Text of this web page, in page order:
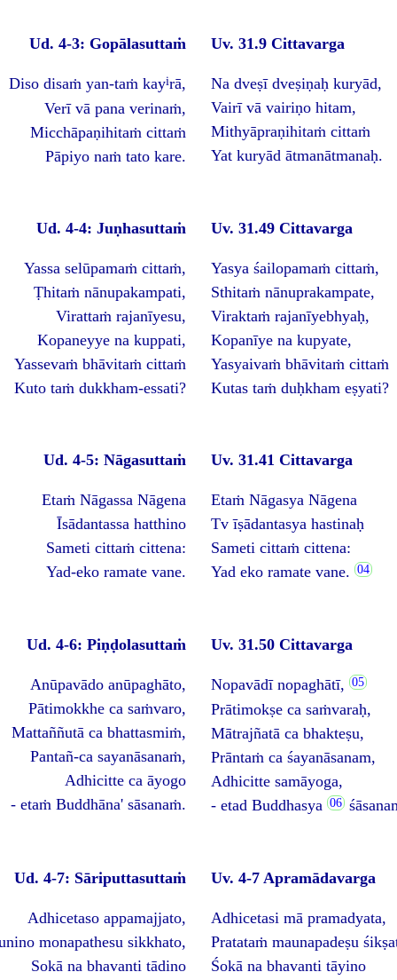
Ud. 4-3: Gopālasuttaṁ
Diso disaṁ yan-taṁ kayirā,
Verī vā pana verinaṁ,
Micchāpaṇihitaṁ cittaṁ
Pāpiyo naṁ tato kare.
Uv. 31.9 Cittavarga
Na dveṣī dveṣiṇaḥ kuryād,
Vairī vā vairiṇo hitam,
Mithyāpraṇihitaṁ cittaṁ
Yat kuryād ātmanātmanaḥ.
Ud. 4-4: Juṇhasuttaṁ
Yassa selūpamaṁ cittaṁ,
Ṭhitaṁ nānupakampati,
Virattaṁ rajanīyesu,
Kopaneyye na kuppati,
Yassevaṁ bhāvitaṁ cittaṁ
Kuto taṁ dukkham-essati?
Uv. 31.49 Cittavarga
Yasya śailopamaṁ cittaṁ,
Sthitaṁ nānuprakampate,
Viraktaṁ rajanīyebhyaḥ,
Kopanīye na kupyate,
Yasyaivaṁ bhāvitaṁ cittaṁ
Kutas taṁ duḥkham eṣyati?
Ud. 4-5: Nāgasuttaṁ
Etaṁ Nāgassa Nāgena
Īsādantassa hatthino
Sameti cittaṁ cittena:
Yad-eko ramate vane.
Uv. 31.41 Cittavarga
Etaṁ Nāgasya Nāgena
Tv īṣādantasya hastinaḥ
Sameti cittaṁ cittena:
Yad eko ramate vane.
Ud. 4-6: Piṇḍolasuttaṁ
Anūpavādo anūpaghāto,
Pātimokkhe ca saṁvaro,
Mattaññutā ca bhattasmiṁ,
Pantañ-ca sayanāsanaṁ,
Adhicitte ca āyogo
- etaṁ Buddhāna' sāsanaṁ.
Uv. 31.50 Cittavarga
Nopavādī nopaghātī,
Prātimokṣe ca saṁvaraḥ,
Mātrajñatā ca bhakteṣu,
Prāntaṁ ca śayanāsanam,
Adhicitte samāyoga,
- etad Buddhasya
Ud. 4-7: Sāriputtasuttaṁ
Adhicetaso appamajjato,
monapathesu sikkhato,
Sokā na bhavanti tādino
Uv. 4-7 Apramādavarga
Adhicetasi mā pramadyata,
Pratataṁ maunapadeṣu
Śokā na bhavanti tāyino